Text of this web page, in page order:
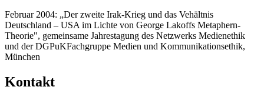
Februar 2004: „Der zweite Irak-Krieg und das Vehältnis
Deutschland – USA im Lichte von George Lakoffs Metaphern-
Theorie", gemeinsame Jahrestagung des Netzwerks Medienethik
und der DGPuKFachgruppe Medien und Kommunikationsethik,
München
Kontakt